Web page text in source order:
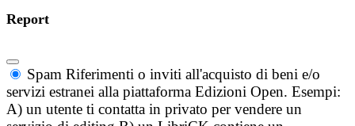
Report
Spam Riferimenti o inviti all'acquisto di beni e/o
servizi estranei alla piattaforma Edizioni Open. Esempi:
A) un utente ti contatta in privato per vendere un